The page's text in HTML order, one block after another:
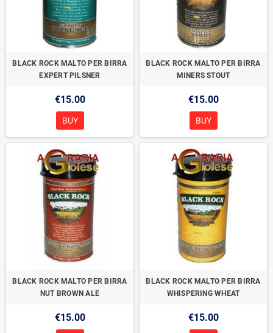
BLACK ROCK MALTO PER BIRRA
EXPERT PILSNER
€15.00
BUY
BLACK ROCK MALTO PER BIRRA
MINERS STOUT
€15.00
BUY
BLACK ROCK MALTO PER BIRRA
NUT BROWN ALE
€15.00
BLACK ROCK MALTO PER BIRRA
WHISPERING WHEAT
€15.00